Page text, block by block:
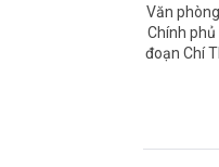
Văn
Chính
đoạn Chí